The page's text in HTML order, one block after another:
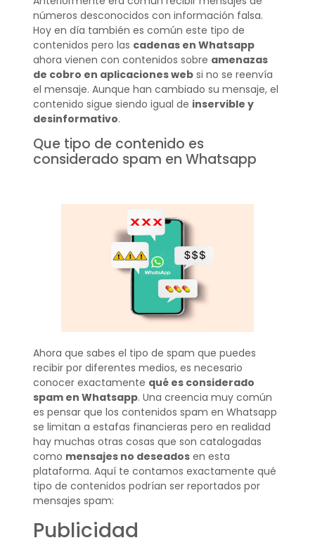
números desconocidos con información falsa.
Hoy en día también es común este tipo de
contenidos pero las cadenas en Whatsapp
ahora vienen con contenidos sobre amenazas
de cobro en aplicaciones websi no se reenvía
el mensaje. Aunque han cambiado su mensaje, el
contenido sigue siendo igual de inservible y
desinformativo.
Que tipo de contenido es
considerado spam en Whatsapp
Ahora que sabes el tipo de spam que puedes
recibir por diferentes medios, es necesario
conocer exactamente qué es considerado
spam en Whatsapp. Una creencia muy común
es pensar que los contenidos spam en Whatsapp
se limitan a estafas financieras pero en realidad
hay muchas otras cosas que son catalogadas
como mensajes no deseadosen esta
plataforma. Aquí te contamos exactamente qué
tipo de contenidos podrían ser reportados por
mensajes spam:
Publicidad